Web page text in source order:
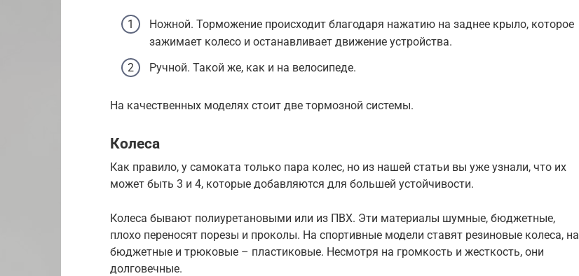
Ножной. Торможение происходит благодаря нажатию на заднее крыло, которое
зажимает колесо и останавливает движение устройства.
Ручной. Такой же, как и на велосипеде.
На качественных моделях стоит две тормозной системы.
Колеса
Как правило, у самоката только пара колес, но из нашей статьи вы уже узнали, что их
может быть 3 и 4, которые добавляются для большей устойчивости.
Колеса бывают полиуретановыми или из ПВХ. Эти материалы шумные, бюджетные,
плохо переносят порезы и проколы. На спортивные модели ставят резиновые колеса, на
бюджетные и трюковые – пластиковые. Несмотря на громкость и жесткость, они
долговечные.